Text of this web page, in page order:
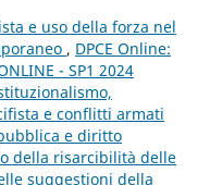
e uso della forza nel
, DPCE Online:
- SP1 2024
e conflitti armati
e diritto
della risarcibilità delle
suggestioni della